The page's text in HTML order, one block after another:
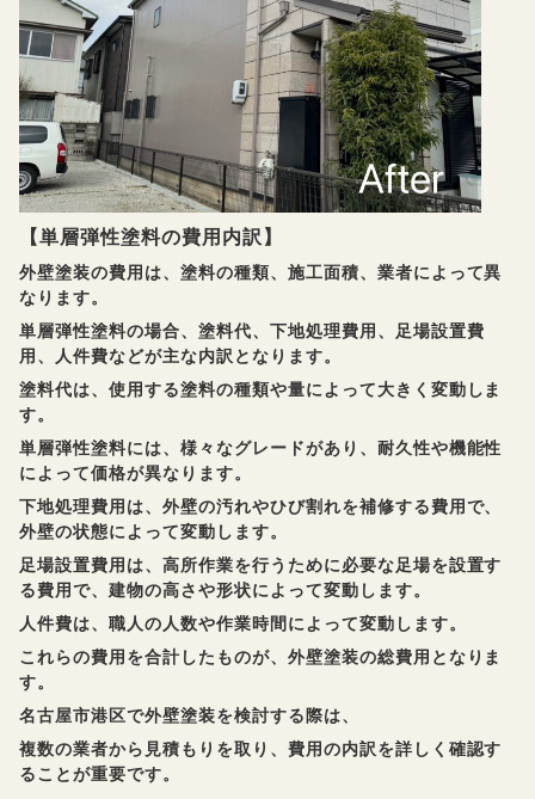
【単層弾性塗料の費用内訳】
外壁塗装の費用は、塗料の種類、施工面積、業者によって異
なります。
単層弾性塗料の場合、塗料代、下地処理費用、足場設置費
用、人件費などが主な内訳となります。
塗料代は、使用する塗料の種類や量によって大きく変動しま
す。
単層弾性塗料には、様々なグレードがあり、耐久性や機能性
によって価格が異なります。
下地処理費用は、外壁の汚れやひび割れを補修する費用で、
外壁の状態によって変動します。
足場設置費用は、高所作業を行うために必要な足場を設置す
る費用で、建物の高さや形状によって変動します。
人件費は、職人の人数や作業時間によって変動します。
これらの費用を合計したものが、外壁塗装の総費用となりま
す。
名古屋市港区で外壁塗装を検討する際は、
複数の業者から見積もりを取り、費用の内訳を詳しく確認す
ることが重要です。